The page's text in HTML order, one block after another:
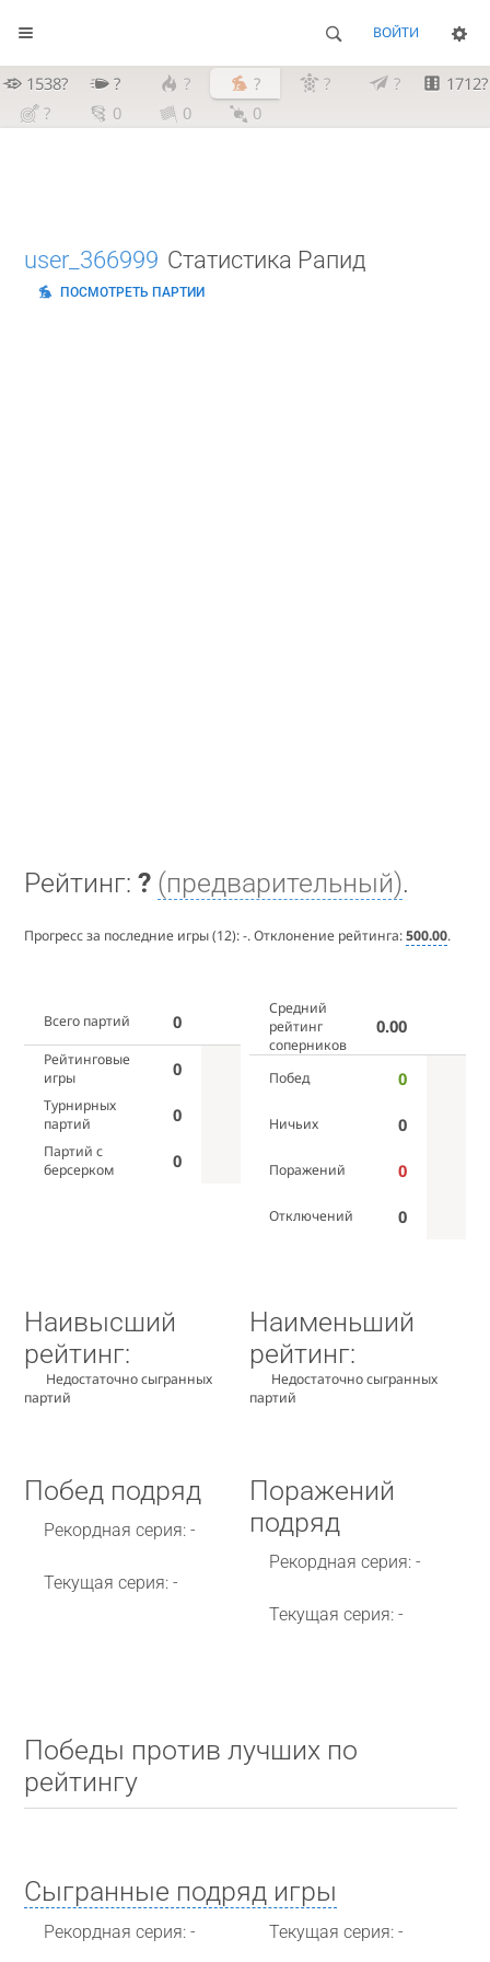
ВОЙТИ
1538? ? ? ? ? ?
1712?
?
0 0 0
user_366999 Статистика Рапид
ПОСМОТРЕТЬ ПАРТИИ
Рейтинг: ? (предварительный).
Прогресс за последние игры (12):-. Отклонение рейтинга:500.00.
Всего партий 0
Рейтинговые
игры
0
Турнирных
партий
0
Партий с
берсерком
0
Средний
рейтинг
соперников
0.00
Побед 0
Ничьих 0
Поражений 0
Отключений 0
Наивысший
рейтинг:
Недостаточно сыгранных
партий
Наименьший
рейтинг:
Недостаточно сыгранных
партий
Побед подряд
Рекордная серия: -
Текущая серия: -
Поражений
подряд
Рекордная серия: -
Текущая серия: -
Победы против лучших по
рейтингу
Сыгранные подряд игры
Рекордная серия: - Текущая серия: -